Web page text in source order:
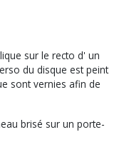
sur le recto d' un
du disque est peint
sont vernies afin de
brisé sur un porte-